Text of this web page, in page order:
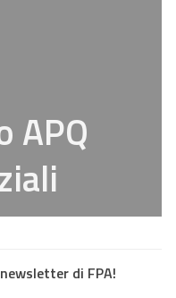
APQ
di FPA!